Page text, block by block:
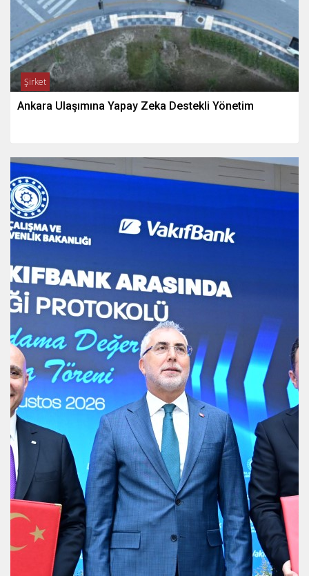
Şirket
Ankara Ulaşımına Yapay Zeka Destekli Yönetim